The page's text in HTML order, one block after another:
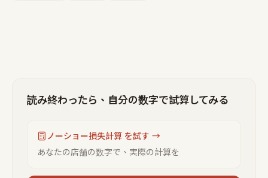
読み終わったら、自分の数字で試算してみる
ノーショー損失計算 を試す →
あなたの店舗の数字で、実際の計算を